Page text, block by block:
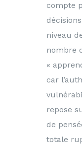
compte
niveau
nombre
«
car
repose
de
totale